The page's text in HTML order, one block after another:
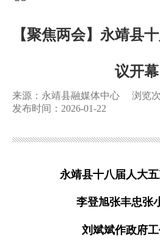
【聚焦两会】永靖县
议开幕
来源：永靖县融媒体中心 浏览
发布时间：2026-01-22
永靖县十八届人大
李登旭张丰忠张
刘斌斌作政府